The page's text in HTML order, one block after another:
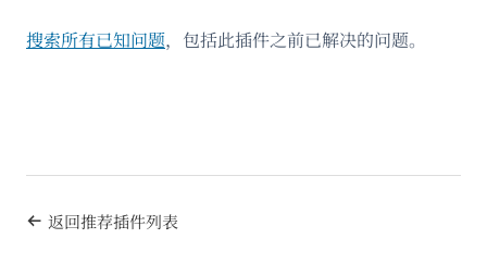
搜索所有已知问题，包括此插件之前已解决的问题。
返回推荐插件列表